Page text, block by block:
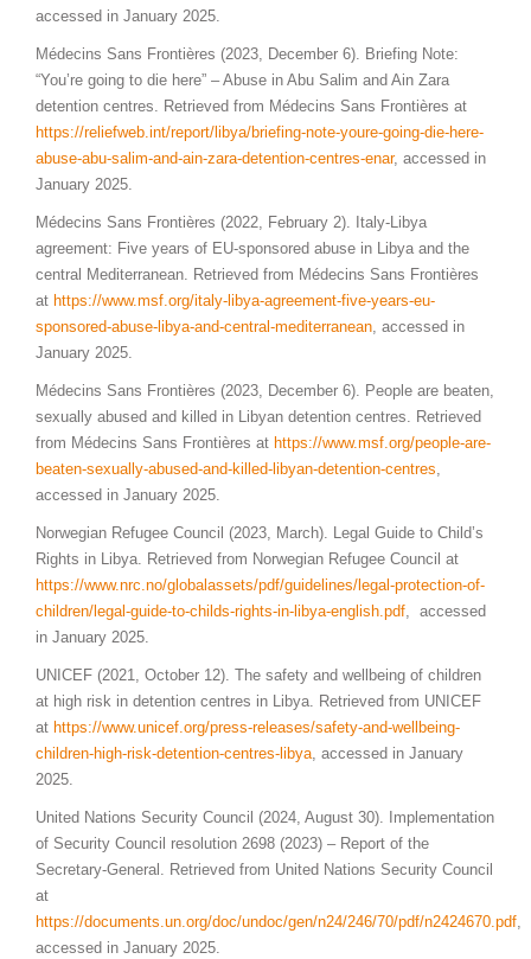
accessed in January 2025.
Médecins Sans Frontières (2023, December 6). Briefing Note:
“You’re going to die here” – Abuse in Abu Salim and Ain Zara
detention centres. Retrieved from Médecins Sans Frontières at
https://reliefweb.int/report/libya/briefing-note-youre-going-die-here-
abuse-abu-salim-and-ain-zara-detention-centres-enar, accessed in
January 2025.
Médecins Sans Frontières (2022, February 2). Italy-Libya
agreement: Five years of EU-sponsored abuse in Libya and the
central Mediterranean. Retrieved from Médecins Sans Frontières
at https://www.msf.org/italy-libya-agreement-five-years-eu-
sponsored-abuse-libya-and-central-mediterranean , accessed in
January 2025.
Médecins Sans Frontières (2023, December 6). People are beaten,
sexually abused and killed in Libyan detention centres. Retrieved
from Médecins Sans Frontières at https://www.msf.org/people-are-
beaten-sexually-abused-and-killed-libyan-detention-centres
accessed in January 2025.
Norwegian Refugee Council (2023, March). Legal Guide to Child’s
Rights in Libya. Retrieved from Norwegian Refugee Council at
https://www.nrc.no/globalassets/pdf/guidelines/legal-protection-of-
children/legal-guide-to-childs-rights-in-libya-english.pdf , accessed
in January 2025.
UNICEF (2021, October 12). The safety and wellbeing of children
at high risk in detention centres in Libya. Retrieved from UNICEF
at https://www.unicef.org/press-releases/safety-and-wellbeing-
children-high-risk-detention-centres-libya , accessed in January
2025.
United Nations Security Council (2024, August 30). Implementation
of Security Council resolution 2698 (2023) – Report of the
Secretary-General. Retrieved from United Nations Security Council
at
https://documents.un.org/doc/undoc/gen/n24/246/70/pdf/n2424670.pdf
accessed in January 2025.